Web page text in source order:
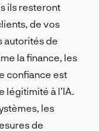
ils resteront
de vos
autorités de
la finance, les
confiance est
à l’IA.
les
de